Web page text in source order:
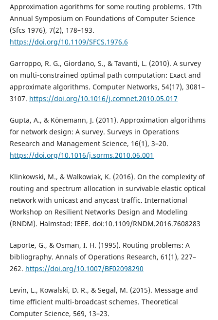
Approximation agorithms for some routing problems. 17th
Annual Symposium on Foundations of Computer Science
(Sfcs 1976), 7(2), 178–193.
https://doi.org/10.1109/SFCS.1976.6
Garroppo, R. G., Giordano, S., & Tavanti, L. (2010). A survey
on multi-constrained optimal path computation: Exact and
approximate algorithms. Computer Networks, 54(17), 3081–
3107. https://doi.org/10.1016/j.comnet.2010.05.017
Gupta, A., & Könemann, J. (2011). Approximation algorithms
for network design: A survey. Surveys in Operations
Research and Management Science, 16(1), 3–20.
https://doi.org/10.1016/j.sorms.2010.06.001
Klinkowski, M., & Walkowiak, K. (2016). On the complexity of
routing and spectrum allocation in survivable elastic optical
network with unicast and anycast traffic. International
Workshop on Resilient Networks Design and Modeling
(RNDM). Halmstad: IEEE. doi:10.1109/RNDM.2016.7608283
Laporte, G., & Osman, I. H. (1995). Routing problems: A
bibliography. Annals of Operations Research, 61(1), 227–
262. https://doi.org/10.1007/BF02098290
Levin, L., Kowalski, D. R., & Segal, M. (2015). Message and
time efficient multi-broadcast schemes. Theoretical
Computer Science, 569, 13–23.